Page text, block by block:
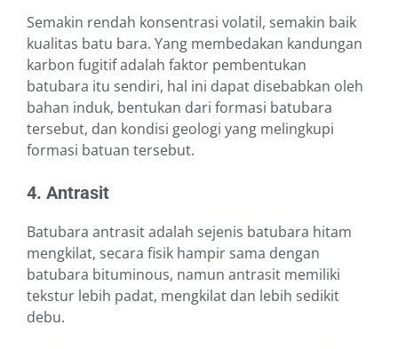
Semakin rendah konsentrasi volatil, semakin baik
kualitas batu bara. Yang membedakan kandungan
karbon fugitif adalah faktor pembentukan
batubara itu sendiri, hal ini dapat disebabkan oleh
bahan induk, bentukan dari formasi batubara
tersebut, dan kondisi geologi yang melingkupi
formasi batuan tersebut.
4. Antrasit
Batubara antrasit adalah sejenis batubara hitam
mengkilat, secara fisik hampir sama dengan
batubara bituminous, namun antrasit memiliki
tekstur lebih padat, mengkilat dan lebih sedikit
debu.